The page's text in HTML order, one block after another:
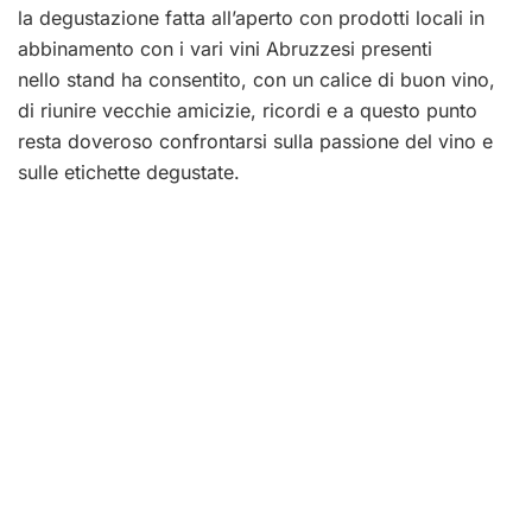
la degustazione fatta all’aperto con prodotti locali in
abbinamento con i vari vini Abruzzesi presenti
nello stand ha consentito, con un calice di buon vino,
di riunire vecchie amicizie, ricordi e a questo punto
resta doveroso confrontarsi sulla passione del vino e
sulle etichette degustate.